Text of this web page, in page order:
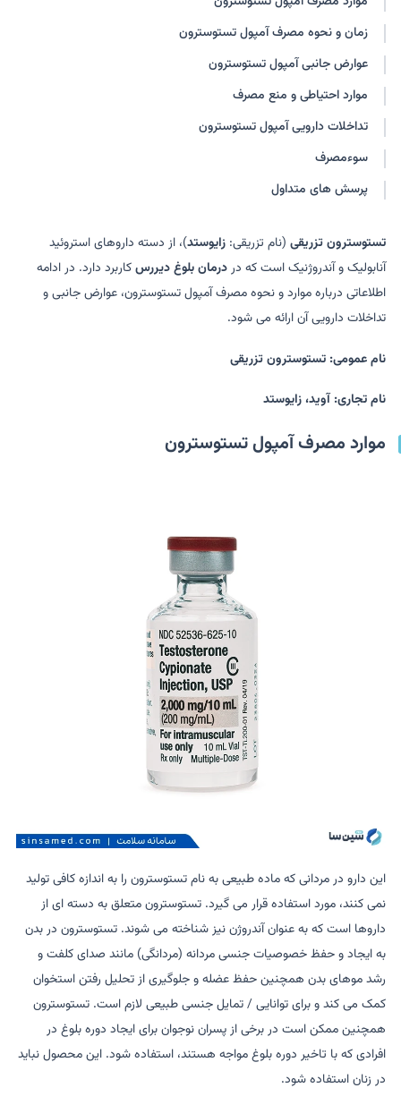
نبیدو
تستوسترون سیپیونات
تستوسترون انانتات
سوستانون
زمان و نحوه مصرف آمپول تستوسترون
عوارض جانبی آمپول تستوسترون
موارد احتیاطی و منع مصرف
تداخلات دارویی آمپول تستوسترون
سوءمصرف
پرسش های متداول
تستوسترون تزریقی (نام تزریقی:زایوستد)، از دسته داروهای استروئید
آنابولیک و آندروژنیک است که دردرمان بلوغ دیررسکاربرد دارد. در ادامه
اطلاعاتی درباره موارد و نحوه مصرف آمپول تستوسترون، عوارض جانبی و
تداخلات دارویی آن ارائه می شود.
نام عمومی: تستوسترون تزریقی
نام تجاری: آوید، زایوستد
موارد مصرف آمپول تستوسترون
این دارو در مردانی که ماده طبیعی به نام تستوسترون را به اندازه کافی تولید
نمی کنند، مورد استفاده قرار می گیرد. تستوسترون متعلق به دسته ای از
داروها است که به عنوان آندروژن نیز شناخته می شوند. تستوسترون در بدن
به ایجاد و حفظ خصوصیات جنسی مردانه (مردانگی) مانند صدای کلفت و
رشد موهای بدن همچنین حفظ عضله و جلوگیری از تحلیل رفتن استخوان
کمک می کند و برای توانایی / تمایل جنسی طبیعی لازم است. تستوسترون
همچنین ممکن است در برخی از پسران نوجوان برای ایجاد دوره بلوغ در
افرادی که با تاخیر دوره بلوغ مواجه هستند، استفاده شود. این محصول نباید
در زنان استفاده شود.